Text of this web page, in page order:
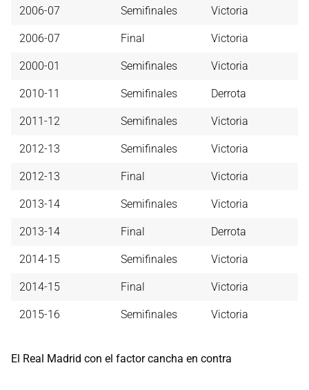
2006-07 Semifinales Victoria
2006-07 Final Victoria
2000-01 Semifinales Victoria
2010-11 Semifinales Derrota
2011-12 Semifinales Victoria
2012-13 Semifinales Victoria
2012-13 Final Victoria
2013-14 Semifinales Victoria
2013-14 Final Derrota
2014-15 Semifinales Victoria
2014-15 Final Victoria
2015-16 Semifinales Victoria
El Real Madrid con el factor cancha en contra